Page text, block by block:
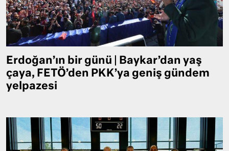
Erdoğan’ın bir günü | Baykar’dan yaş
çaya, FETÖ’den PKK’ya geniş gündem
yelpazesi